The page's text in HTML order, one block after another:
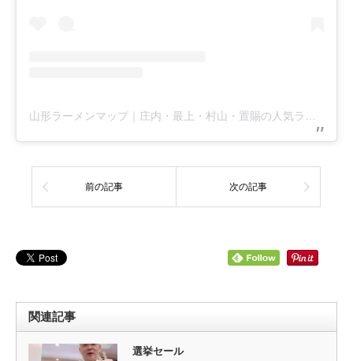
山形ラーメンマップ｜庄内・最上・村山・置賜の人気ラーメン＆麺グルメ特集(@ramenmap)がシェアした投稿
前の記事 次の記事
関連記事
選挙セール